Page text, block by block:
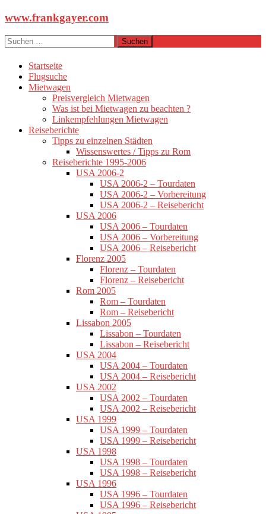
Zum
springen
www.frankgayer.com
Suchen
nach:
Startseite
Flugsuche
Mietwagen
Preisvergleich Mietwagen
Was ist bei Mietwagen zu beachten ?
Linkempfehlungen Mietwagen
Reiseberichte
Tipps zu einzelnen Städten
Wissenswertes / Tipps zu Rom
Reiseberichte 1995-2006
USA 2006-2
USA 2006-2 – Tourdaten
USA 2006-2 – Vorbereitung
USA 2006-2 – Reisebericht
USA 2006
USA 2006 – Tourdaten
USA 2006 – Vorbereitung
USA 2006 – Reisebericht
Florenz 2005
Florenz – Tourdaten
Florenz – Reisebericht
Rom 2005
Rom – Tourdaten
Rom – Reisebericht
Lissabon 2005
Lissabon – Tourdaten
Lissabon – Reisebericht
USA 2004
USA 2004 – Tourdaten
USA 2004 – Reisebericht
USA 2002
USA 2002 – Tourdaten
USA 2002 – Reisebericht
USA 1999
USA 1999 – Tourdaten
USA 1999 – Reisebericht
USA 1998
USA 1998 – Tourdaten
USA 1998 – Reisebericht
USA 1996
USA 1996 – Tourdaten
USA 1996 – Reisebericht